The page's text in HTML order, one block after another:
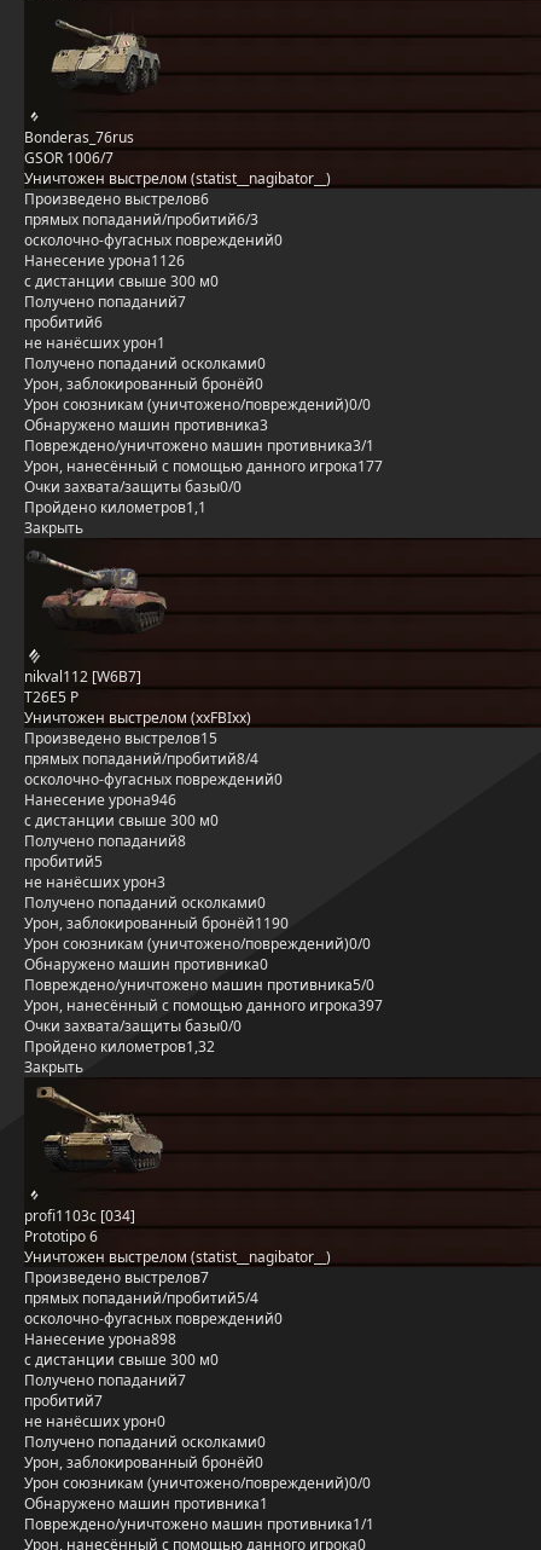
Bonderas_76rus
GSOR 1006/7
Уничтожен выстрелом (statist__nagibator__)
Произведено выстрелов6
прямых попаданий/пробитий6/3
осколочно-фугасных повреждений0
Нанесение урона1126
с дистанции свыше 300 м0
Получено попаданий7
пробитий6
не нанёсших урон1
Получено попаданий осколками0
Урон, заблокированный бронёй0
Урон союзникам (уничтожено/повреждений)0/0
Обнаружено машин противника3
Повреждено/уничтожено машин противника3/1
Урон, нанесённый с помощью данного игрока177
Очки захвата/защиты базы0/0
Пройдено километров1,1
Закрыть
nikval112 [W6B7]
T26E5 P
Уничтожен выстрелом (xxFBIxx)
Произведено выстрелов15
прямых попаданий/пробитий8/4
осколочно-фугасных повреждений0
Нанесение урона946
с дистанции свыше 300 м0
Получено попаданий8
пробитий5
не нанёсших урон3
Получено попаданий осколками0
Урон, заблокированный бронёй1190
Урон союзникам (уничтожено/повреждений)0/0
Обнаружено машин противника0
Повреждено/уничтожено машин противника5/0
Урон, нанесённый с помощью данного игрока397
Очки захвата/защиты базы0/0
Пройдено километров1,32
Закрыть
profi1103c [034]
Prototipo 6
Уничтожен выстрелом (statist__nagibator__)
Произведено выстрелов7
прямых попаданий/пробитий5/4
осколочно-фугасных повреждений0
Нанесение урона898
с дистанции свыше 300 м0
Получено попаданий7
пробитий7
не нанёсших урон0
Получено попаданий осколками0
Урон, заблокированный бронёй0
Урон союзникам (уничтожено/повреждений)0/0
Обнаружено машин противника1
Повреждено/уничтожено машин противника1/1
Урон, нанесённый с помощью данного игрока0